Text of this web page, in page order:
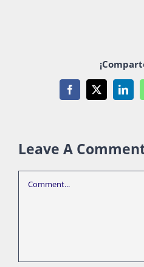
Facebook
X
Leave A
Comment